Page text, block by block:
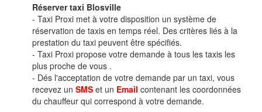
Réserver taxi Blosville
- Taxi Proxi met à votre disposition un système de
réservation de taxis en temps réel. Des critères liés à la
prestation du taxi peuvent être spécifiés.
- Taxi Proxi propose votre demande à tous les taxis les
plus proche de vous .
- Dés l'acceptation de votre demande par un taxi, vous
recevez un SMS et un Email contenant les coordonnées
du chauffeur qui correspond à votre demande.